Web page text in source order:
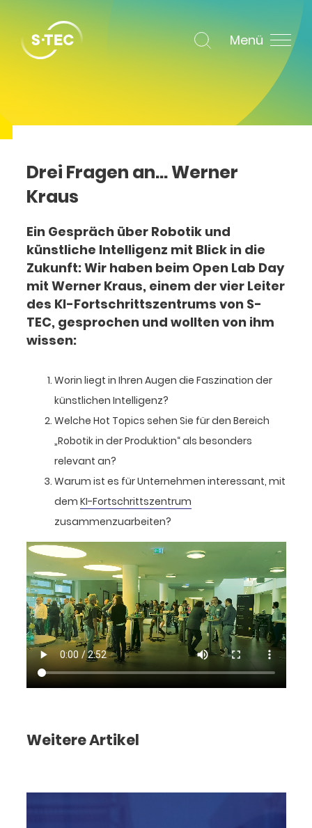
Menü
Drei Fragen an… Werner
Kraus
Ein Gespräch über Robotik und
künstliche Intelligenz mit Blick in die
Zukunft:Wir haben beim Open Lab Day
mit Werner Kraus, einem der vier Leiter
des KI-Fortschrittszentrums von S-
TEC, gesprochen und wollten von ihm
wissen:
Worin liegt in Ihren Augen die Faszination der
künstlichen Intelligenz?
Welche Hot Topics sehen Sie für den Bereich
„Robotik in der Produktion“ als besonders
relevant an?
Warum ist es für Unternehmen interessant, mit
dem KI-Fortschrittszentrum
zusammenzuarbeiten?
Weitere Artikel